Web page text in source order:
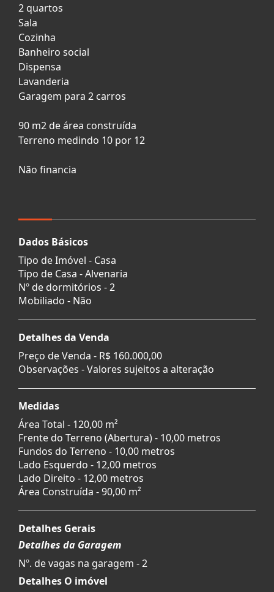
2 quartos
Sala
Cozinha
Banheiro social
Dispensa
Lavanderia
Garagem para 2 carros
90 m2 de área construída
Terreno medindo 10 por 12
Não financia
Dados Básicos
Tipo de Imóvel - Casa
Tipo de Casa - Alvenaria
Nº de dormitórios - 2
Mobiliado - Não
Detalhes da Venda
Preço de Venda - R$ 160.000,00
Observações - Valores sujeitos a alteração
Medidas
Área Total - 120,00 m²
Frente do Terreno (Abertura) - 10,00 metros
Fundos do Terreno - 10,00 metros
Lado Esquerdo - 12,00 metros
Lado Direito - 12,00 metros
Área Construída - 90,00 m²
Detalhes Gerais
Detalhes da Garagem
Nº. de vagas na garagem - 2
Detalhes O imóvel